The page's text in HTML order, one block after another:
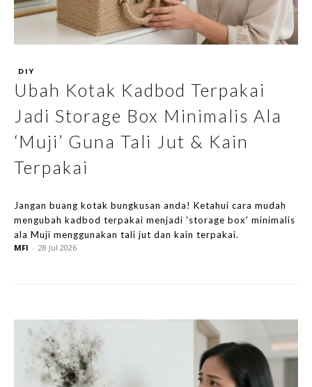
DIY
Ubah Kotak Kadbod Terpakai
Jadi Storage Box Minimalis Ala
‘Muji’ Guna Tali Jut & Kain
Terpakai
Jangan buang kotak bungkusan anda! Ketahui cara mudah
mengubah kadbod terpakai menjadi 'storage box' minimalis
ala Muji menggunakan tali jut dan kain terpakai.
MFI - 28 Jul 2026